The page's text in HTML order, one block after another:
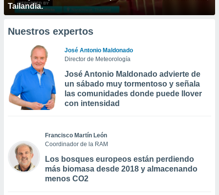
Tailandia.
Nuestros expertos
José Antonio Maldonado
Director de Meteorología
José Antonio Maldonado advierte de
un sábado muy tormentoso y señala
las comunidades donde puede llover
con intensidad
Francisco Martín León
Coordinador de la RAM
Los bosques europeos están perdiendo
más biomasa desde 2018 y almacenando
menos CO2